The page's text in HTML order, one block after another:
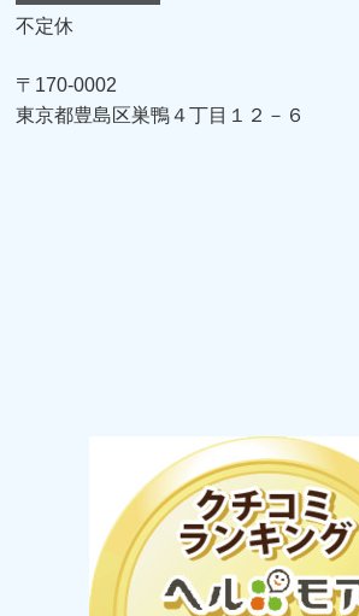
不定休
〒170-0002
東京都豊島区巣鴨４丁目１２－６